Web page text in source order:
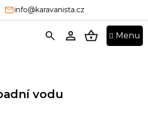
info@karavanista.cz
vodu